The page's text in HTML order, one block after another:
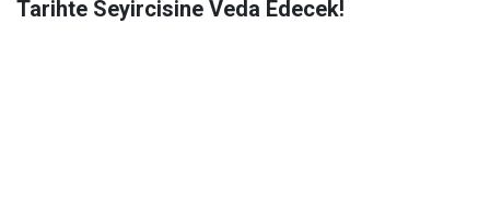
Tarihte Seyircisine Veda Edecek!